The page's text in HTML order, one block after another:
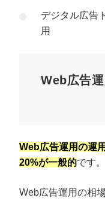
デジタル広告
用
Web広告
Web広告運用の運
20%が一般的です。
Web広告運用の相